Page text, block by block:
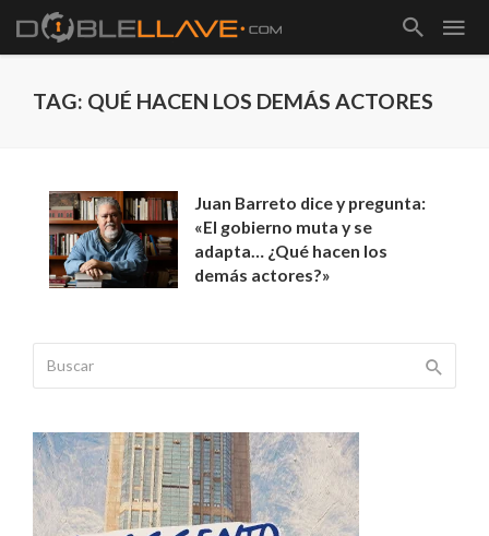
TAG: QUÉ HACEN LOS DEMÁS ACTORES
Juan Barreto dice y pregunta:
«El gobierno muta y se
adapta… ¿Qué hacen los
demás actores?»